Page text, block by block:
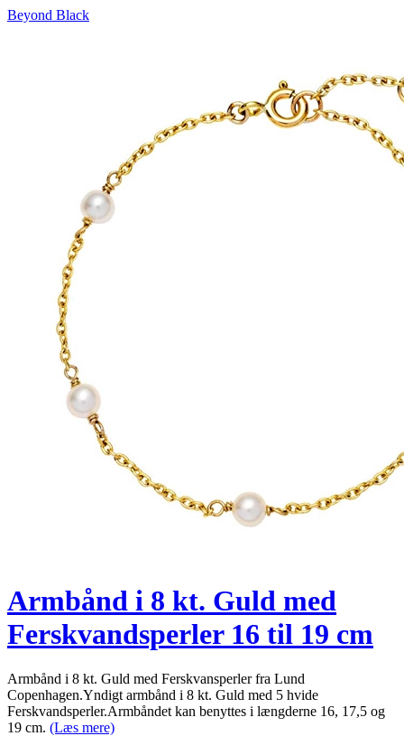
Beyond Black
Armbånd i 8 kt. Guld med
Ferskvandsperler 16 til 19 cm
Armbånd i 8 kt. Guld med Ferskvansperler fra Lund
Copenhagen.Yndigt armbånd i 8 kt. Guld med 5 hvide
Ferskvandsperler.Armbåndet kan benyttes i længderne 16, 17,5 og
19 cm. (Læs mere)